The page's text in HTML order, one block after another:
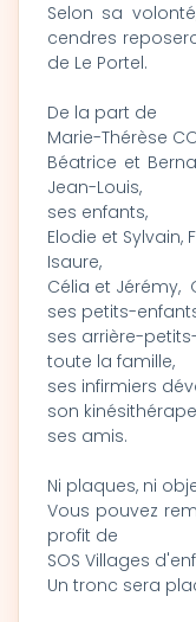
Selon sa
cendres
de Le Portel.
De la part de
Marie-Thérèse
Béatrice et
Jean-Louis,
ses enfants,
Elodie et Sylvain,
Isaure,
Célia et Jérémy,
ses petits-
ses arrière-
toute la famille,
ses infirmiers
son
ses amis.
Ni plaques, ni
Vous pouvez
profit de
SOS Villages
Un tronc sera